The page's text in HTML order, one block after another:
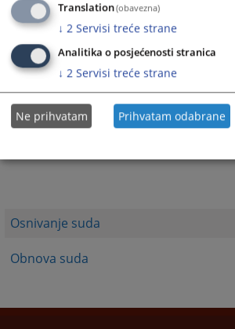
Osnivanje suda
Obnova suda
Translation(obavezna)
↓ 2 Servisi treće strane
Analitika o posjećenosti stranica
↓ 2 Servisi treće strane
Ne prihvatam Prihvatam odabrane